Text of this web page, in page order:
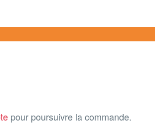
pour poursuivre la commande.